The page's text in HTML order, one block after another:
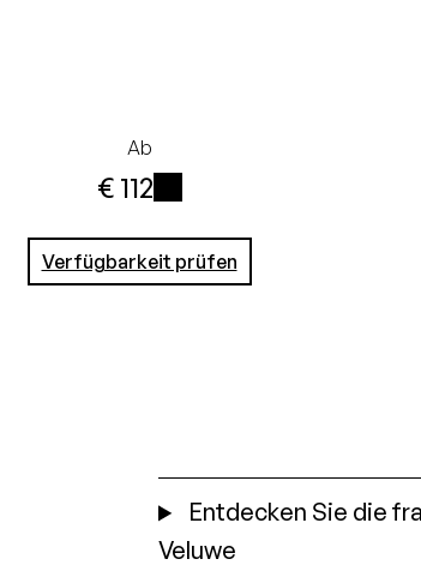
Ab
€ 112
Verfügbarkeit prüfen
Entdecken Sie die
Veluwe